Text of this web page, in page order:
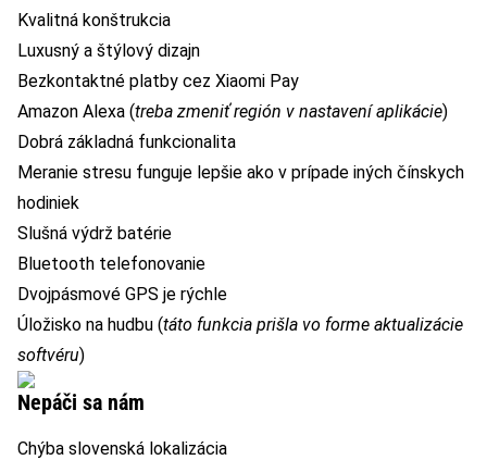
Kvalitná konštrukcia
Luxusný a štýlový dizajn
Bezkontaktné platby cez Xiaomi Pay
Amazon Alexa (treba zmeniť región v nastavení aplikácie)
Dobrá základná funkcionalita
Meranie stresu funguje lepšie ako v prípade iných čínskych
hodiniek
Slušná výdrž batérie
Bluetooth telefonovanie
Dvojpásmové GPS je rýchle
Úložisko na hudbu (táto funkcia prišla vo forme aktualizácie
softvéru)
Nepáči sa nám
Chýba slovenská lokalizácia